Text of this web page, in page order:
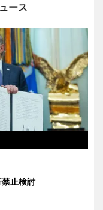
ース
止検討